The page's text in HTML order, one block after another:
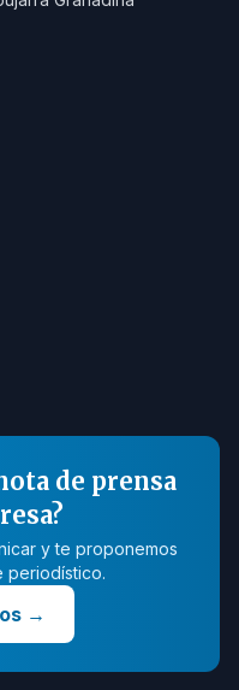
de prensa
y te proponemos
periodístico.
→